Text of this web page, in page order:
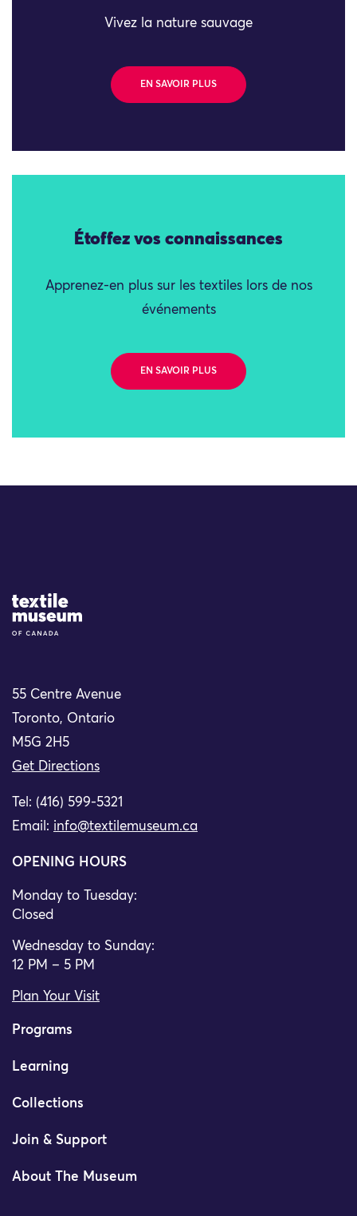
Vivez la nature sauvage
EN SAVOIR PLUS
Étoffez vos connaissances
Apprenez-en plus sur les textiles lors de nos
événements
EN SAVOIR PLUS
Site Logo
55 Centre Avenue
Toronto, Ontario
M5G 2H5
Get Directions
Tel: (416) 599-5321
Email: info@textilemuseum.ca
OPENING HOURS
Monday to Tuesday:
Closed
Wednesday to Sunday:
12 PM – 5 PM
Plan Your Visit
Programs
Learning
Collections
Join & Support
About The Museum